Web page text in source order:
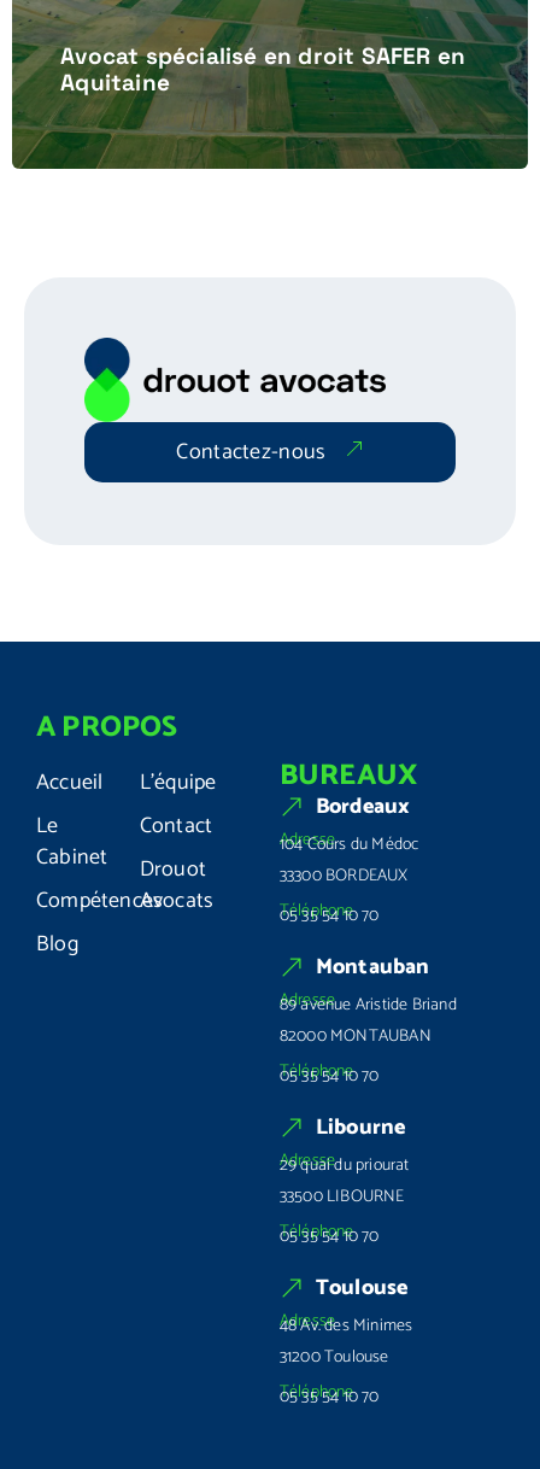
Avocat spécialisé en droit SAFER en
Aquitaine
Contactez-nous
A PROPOS
Accueil
Le
Cabinet
Compétences
Blog
L'équipe
Contact
Drouot
Avocats
BUREAUX
Bordeaux
Adresse
104 Cours du Médoc
33300 BORDEAUX
Téléphone
05 35 54 10 70
Montauban
Adresse
89 avenue Aristide Briand
82000 MONTAUBAN
Téléphone
05 35 54 10 70
Libourne
Adresse
29 quai du priourat
33500 LIBOURNE
Téléphone
05 35 54 10 70
Toulouse
Adresse
48 Av. des Minimes
31200 Toulouse
Téléphone
05 35 54 10 70